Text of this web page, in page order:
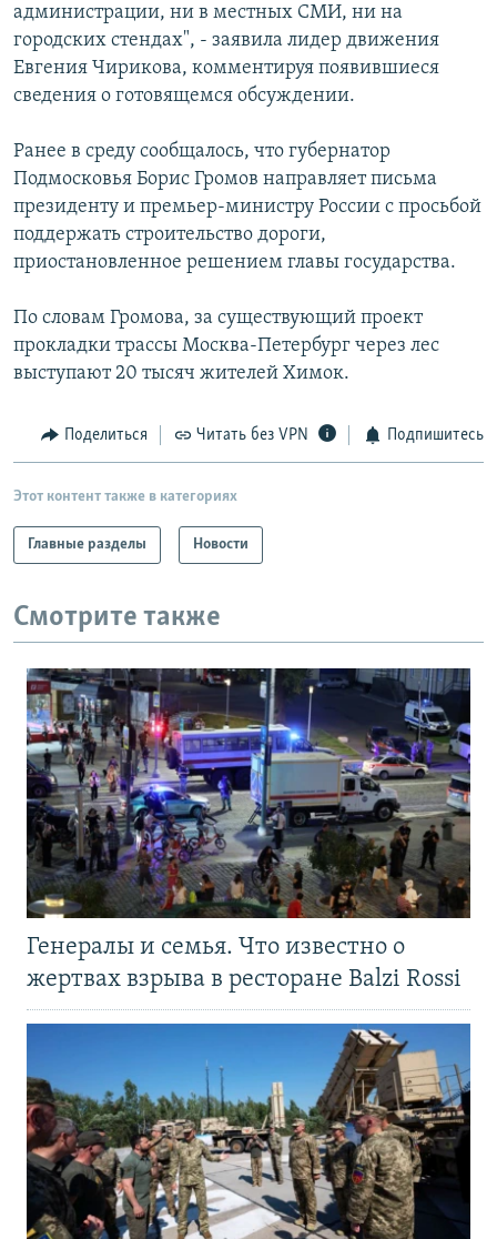
Все сайты РСЕ/РС
администрации, ни в местных СМИ, ни на
городских стендах", - заявила лидер движения
Евгения Чирикова, комментируя появившиеся
сведения о готовящемся обсуждении.
Ранее в среду сообщалось, что губернатор
Подмосковья Борис Громов направляет письма
президенту и премьер-министру России с просьбой
поддержать строительство дороги,
приостановленное решением главы государства.
По словам Громова, за существующий проект
прокладки трассы Москва-Петербург через лес
выступают 20 тысяч жителей Химок.
Поделиться Читать без VPN Подпишитесь
Этот контент также в категориях
Главные разделы Новости
Смотрите также
Генералы и семья. Что известно о
жертвах взрыва в ресторане Balzi Rossi